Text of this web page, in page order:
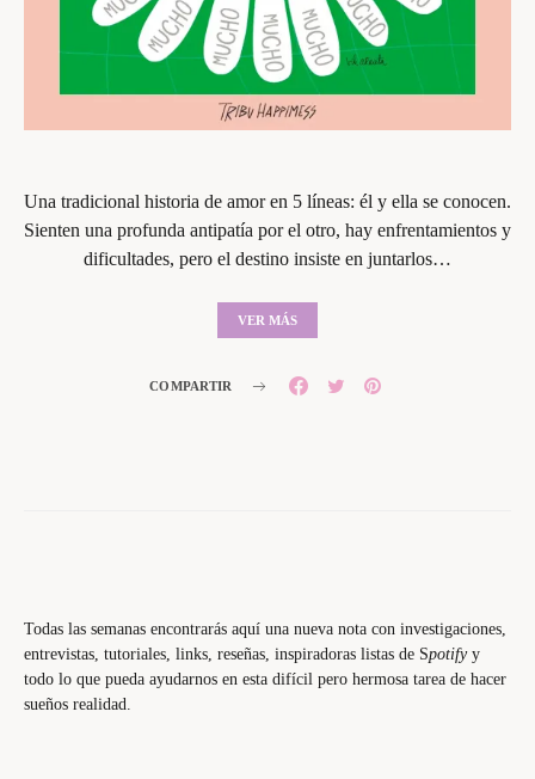
Una tradicional historia de amor en 5 líneas: él y ella se conocen.
Sienten una profunda antipatía por el otro, hay enfrentamientos y
dificultades, pero el destino insiste en juntarlos…
VER MÁS
COMPARTIR
Todas las semanas encontrarás aquí una nueva nota con investigaciones,
entrevistas, tutoriales, links, reseñas, inspiradoras listas de Spotify y
todo lo que pueda ayudarnos en esta difícil pero hermosa tarea de hacer
sueños realidad.